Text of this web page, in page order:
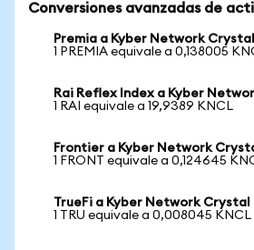
Conversiones avanzadas de
Premia a Kyber Network
1 PREMIA equivale a 0,138005
Rai Reflex Index a Kyber
1 RAI equivale a 19,9389 KNCL
Frontier a Kyber Network
1 FRONT equivale a 0,124645
TrueFi a Kyber Network Crystal
1 TRU equivale a 0,008045 KNCL